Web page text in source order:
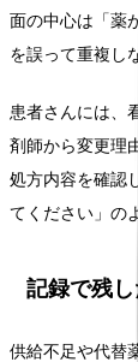
面の中心は「薬
を誤って重複し
患者さんには、
剤師から変更理
処方内容を確認
てください」の
記録で残し
供給不足や代替